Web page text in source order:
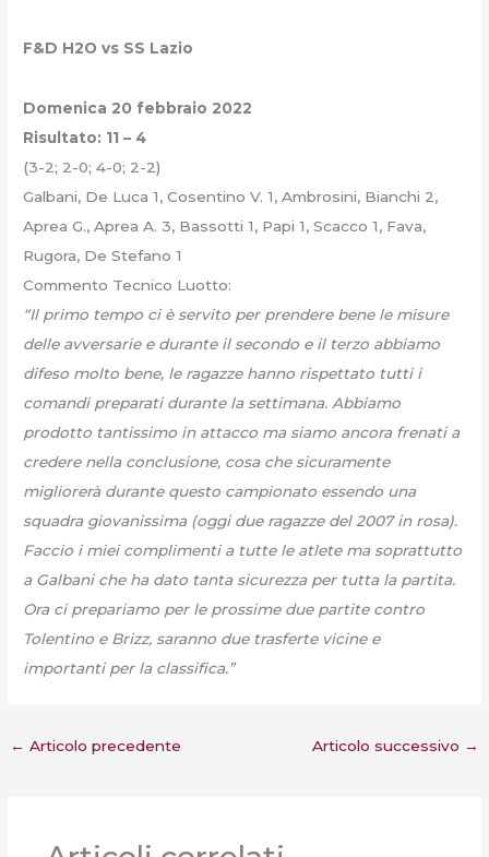
F&D H2O vs SS Lazio
Domenica 20 febbraio 2022
Risultato: 11 – 4
(3-2; 2-0; 4-0; 2-2)
Galbani, De Luca 1, Cosentino V. 1, Ambrosini, Bianchi 2,
Aprea G., Aprea A. 3, Bassotti 1, Papi 1, Scacco 1, Fava,
Rugora, De Stefano 1
Commento Tecnico Luotto:
“Il primo tempo ci è servito per prendere bene le misure
delle avversarie e durante il secondo e il terzo abbiamo
difeso molto bene, le ragazze hanno rispettato tutti i
comandi preparati durante la settimana. Abbiamo
prodotto tantissimo in attacco ma siamo ancora frenati a
credere nella conclusione, cosa che sicuramente
migliorerà durante questo campionato essendo una
squadra giovanissima (oggi due ragazze del 2007 in rosa).
Faccio i miei complimenti a tutte le atlete ma soprattutto
a Galbani che ha dato tanta sicurezza per tutta la partita.
Ora ci prepariamo per le prossime due partite contro
Tolentino e Brizz, saranno due trasferte vicine e
importanti per la classifica.”
← Articolo precedente Articolo successivo →